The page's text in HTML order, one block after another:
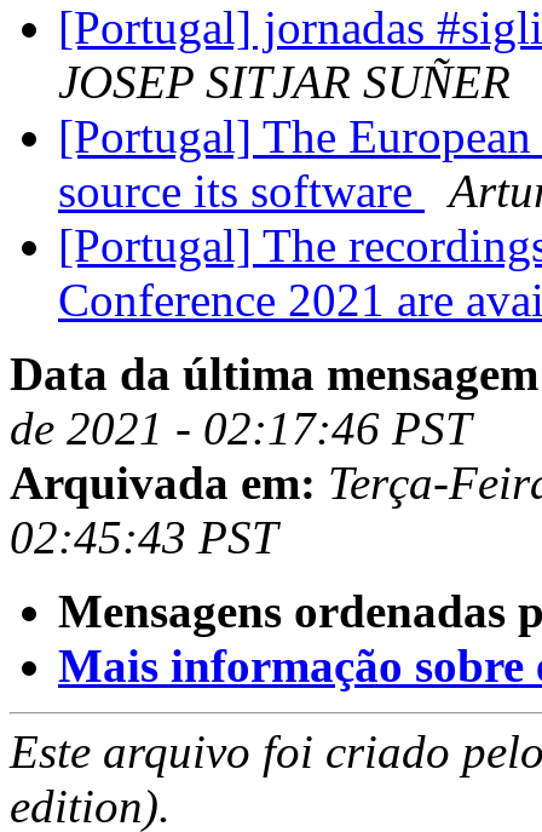
[Portugal] jornadas
JOSEP SITJAR SUÑER
[Portugal] The
source its software
[Portugal] The
Conference 2021 are
Data da última
de 2021 - 02:17:46 PST
Arquivada em: Terça-
02:45:43 PST
Mensagens ordenadas
Mais informação sobre
Este arquivo foi criado
edition).